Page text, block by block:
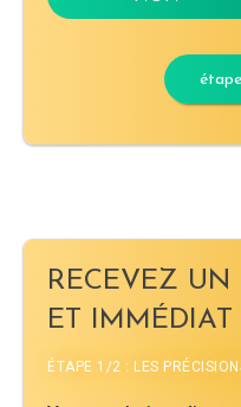
RECEVEZ UN
ET IMMÉDIAT
ÉTAPE 1/2 : LES